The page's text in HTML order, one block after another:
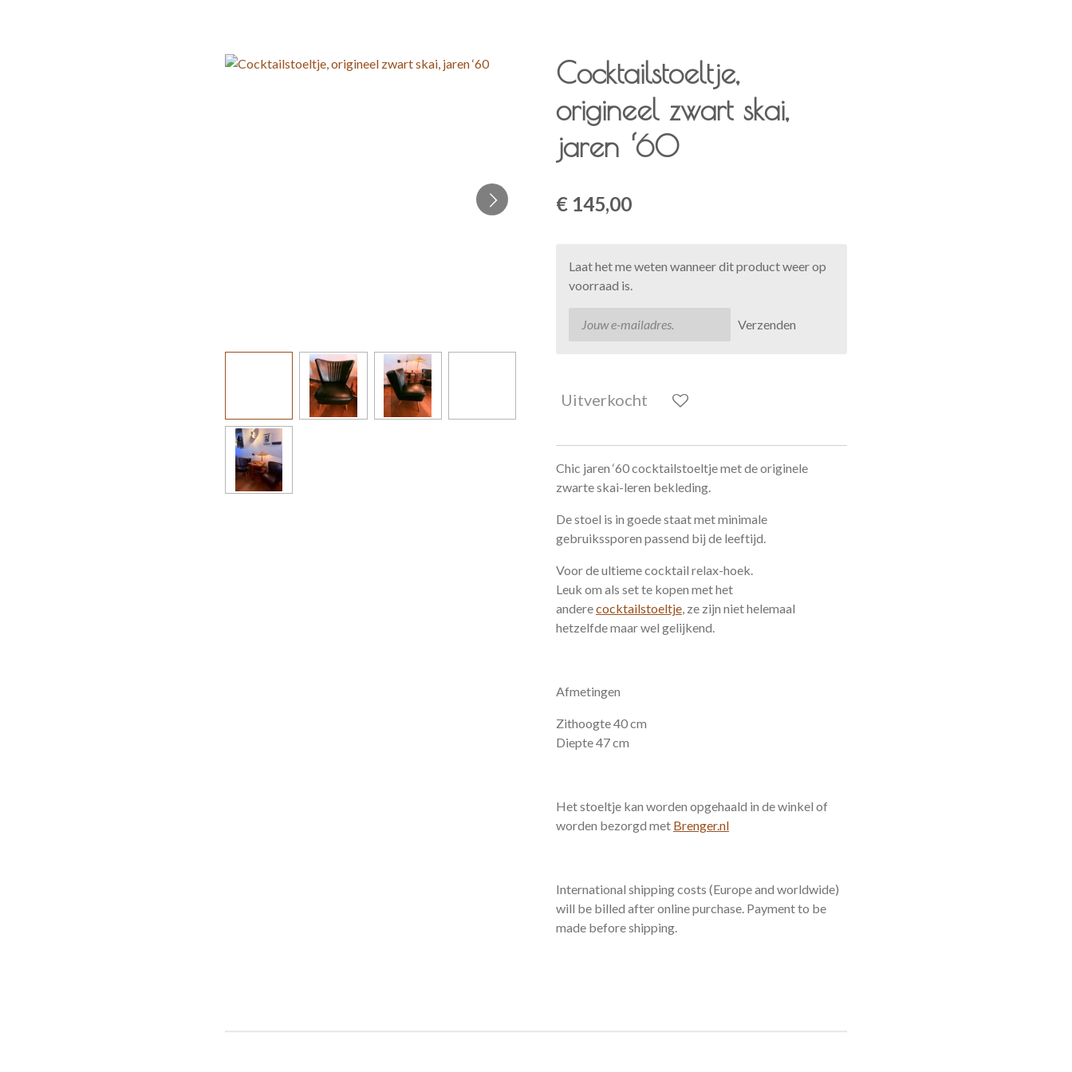
Cocktailstoeltje,
origineel zwart skai,
jaren ‘60
€ 145,00
Laat het me weten wanneer dit product weer op
voorraad is.
Verzenden
Uitverkocht
Chic jaren ‘60 cocktailstoeltje met de originele
zwarte skai-leren bekleding.
De stoel is in goede staat met minimale
gebruikssporen passend bij de leeftijd.
Voor de ultieme cocktail relax-hoek.
Leuk om als set te kopen met het
anderecocktailstoeltje, ze zijn niet helemaal
hetzelfde maar wel gelijkend.
Afmetingen
Zithoogte 40 cm
Diepte 47 cm
Het stoeltje kan worden opgehaald in de winkel of
worden bezorgd met Brenger.nl
International shipping costs (Europe and worldwide)
will be billed after online purchase. Payment to be
made before shipping.